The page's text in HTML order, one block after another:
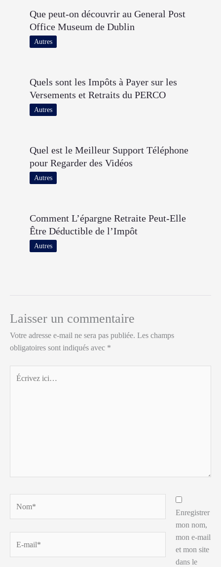
Que peut-on découvrir au General Post
Office Museum de Dublin
Autres
Quels sont les Impôts à Payer sur les
Versements et Retraits du PERCO
Autres
Quel est le Meilleur Support Téléphone
pour Regarder des Vidéos
Autres
Comment L’épargne Retraite Peut-Elle
Être Déductible de l’Impôt
Autres
Laisser un commentaire
Votre adresse e-mail ne sera pas publiée. Les champs
obligatoires sont indiqués avec *
ici…
mail*
Enregistrer
mon nom,
mon e-mail
et mon site
dans le